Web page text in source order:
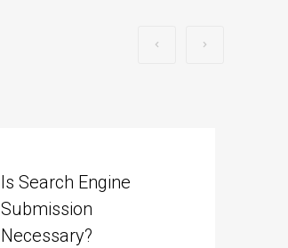
Is Search Engine
Submission
Necessary?